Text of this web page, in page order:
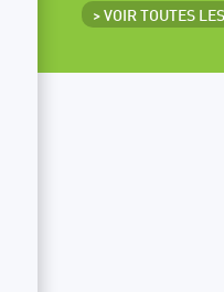
> VOIR TOUTES